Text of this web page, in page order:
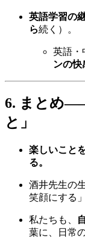
英語学習の
ら続く）。
英語・
ンの快
6. まとめ
と」
楽しいこと
る。
酒井先生の
笑顔にする
私たちも、
葉に、日常